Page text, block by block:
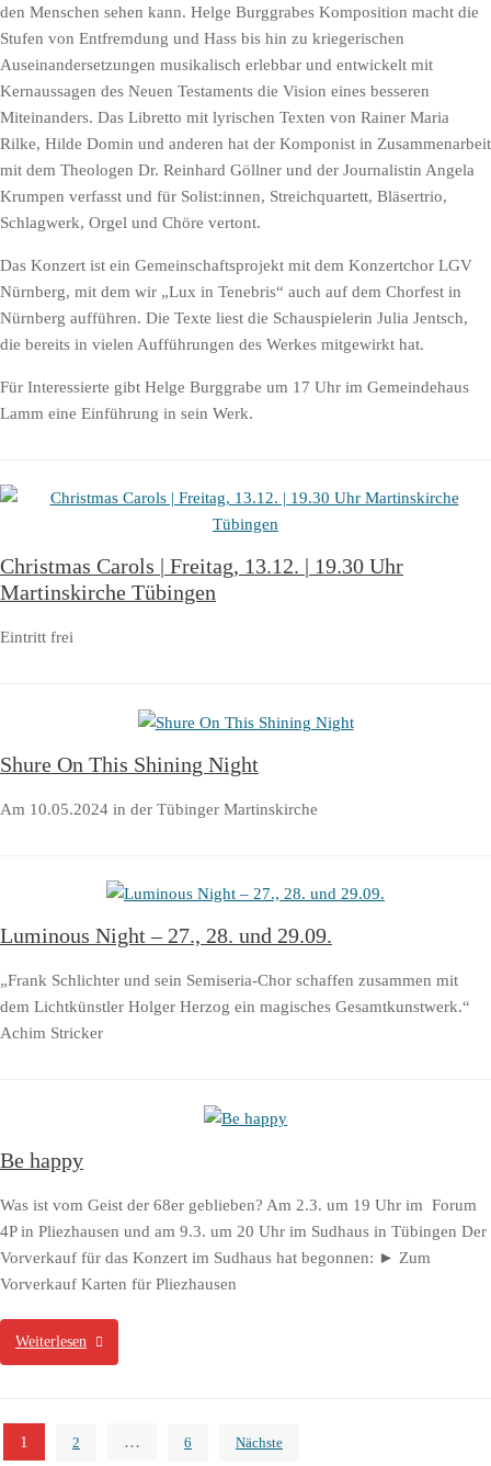
den Menschen sehen kann. Helge Burggrabes Komposition macht die
Stufen von Entfremdung und Hass bis hin zu kriegerischen
Auseinandersetzungen musikalisch erlebbar und entwickelt mit
Kernaussagen des Neuen Testaments die Vision eines besseren
Miteinanders. Das Libretto mit lyrischen Texten von Rainer Maria
Rilke, Hilde Domin und anderen hat der Komponist in Zusammenarbeit
mit dem Theologen Dr. Reinhard Göllner und der Journalistin Angela
Krumpen verfasst und für Solist:innen, Streichquartett, Bläsertrio,
Schlagwerk, Orgel und Chöre vertont.
Das Konzert ist ein Gemeinschaftsprojekt mit dem Konzertchor LGV
Nürnberg, mit dem wir „Lux in Tenebris“ auch auf dem Chorfest in
Nürnberg aufführen. Die Texte liest die Schauspielerin Julia Jentsch,
die bereits in vielen Aufführungen des Werkes mitgewirkt hat.
Für Interessierte gibt Helge Burggrabe um 17 Uhr im Gemeindehaus
Lamm eine Einführung in sein Werk.
Christmas Carols | Freitag, 13.12. | 19.30 Uhr
Martinskirche Tübingen
Eintritt frei
Shure On This Shining Night
Am 10.05.2024 in der Tübinger Martinskirche
Luminous Night – 27., 28. und 29.09.
„Frank Schlichter und sein Semiseria-Chor schaffen zusammen mit
dem Lichtkünstler Holger Herzog ein magisches Gesamtkunstwerk.“
Achim Stricker
Be happy
Was ist vom Geist der 68er geblieben? Am 2.3. um 19 Uhr im Forum
4P in Pliezhausen und am 9.3. um 20 Uhr im Sudhaus in Tübingen Der
Vorverkauf für das Konzert im Sudhaus hat begonnen: ► Zum
Vorverkauf Karten für Pliezhausen
Weiterlesen
Seitennummerierung
1 2 … 6 Nächste